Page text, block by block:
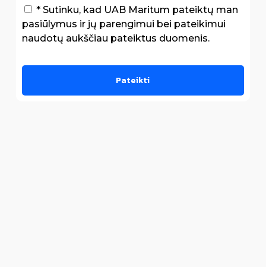
* Sutinku, kad UAB Maritum pateiktų man
pasiūlymus ir jų parengimui bei pateikimui
naudotų aukščiau pateiktus duomenis.